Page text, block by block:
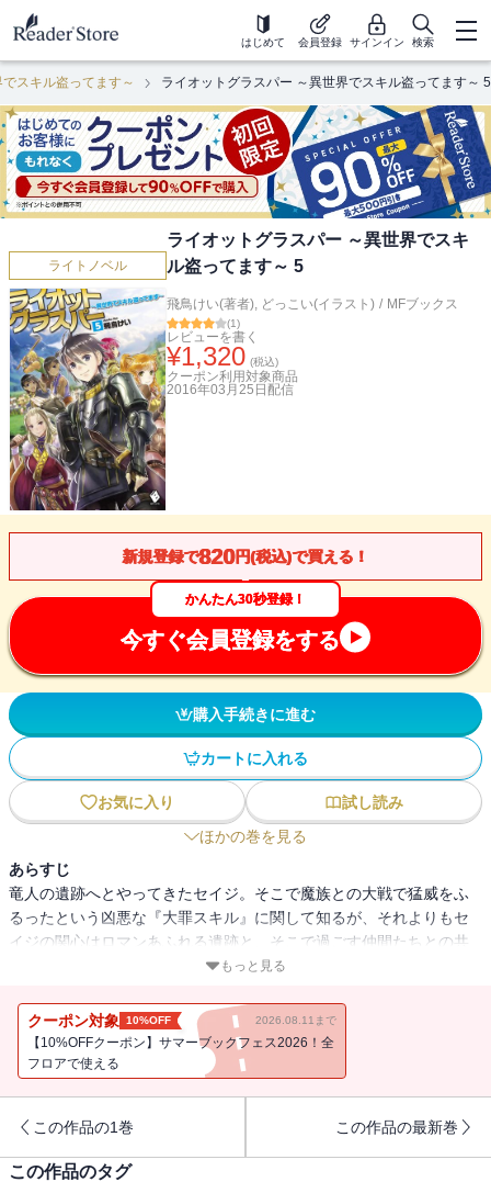
はじめて 会員登録 サインイン 検索
スキル盗ってます～ ライオットグラスパー ～異世界でスキル盗ってます～ 5
ライトノベル
ライオットグラスパー ～異世界でスキ
ル盗ってます～ 5
飛鳥けい(著者), どっこい(イラスト) / MFブックス
(1)
レビューを書く
¥1,320 (税込)
クーポン利用対象商品
2016年03月25日 配信
新規登録で820円(税込)で買える！
かんたん30秒登録！
今すぐ会員登録をする
購入手続きに進む
カートに入れる
お気に入り
試し読み
ほかの巻を見る
あらすじ
竜人の遺跡へとやってきたセイジ。そこで魔族との大戦で猛威をふ
るったという凶悪な『大罪スキル』に関して知るが、それよりもセ
イジの関心はロマンあふれる遺跡と、そこで過ごす仲間たちとの共
もっと見る
クーポン対象 10%OFF 2026.08.11まで
【10%OFFクーポン】サマーブックフェス2026！全
フロアで使える
この作品の1巻 この作品の最新巻
この作品のタグ